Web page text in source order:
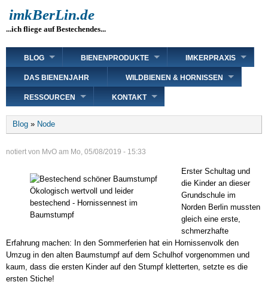
zum
Inhalt
imkBerLin.de
...ich fliege auf Bestechendes...
Main
navigation
BLOG BIENENPRODUKTE IMKERPRAXIS
DAS BIENENJAHR WILDBIENEN & HORNISSEN
RESSOURCEN KONTAKT
Breadcrumb
Blog Node
notiert von MvO am Mo, 05/08/2019 - 15:33
Ökologisch wertvoll und leider
bestechend - Hornissennest im
Baumstumpf
Erster Schultag und
die Kinder an dieser
Grundschule im
Norden Berlin mussten
gleich eine erste,
schmerzhafte
Erfahrung machen: In den Sommerferien hat ein Hornissenvolk den
Umzug in den alten Baumstumpf auf dem Schulhof vorgenommen und
kaum, dass die ersten Kinder auf den Stumpf kletterten, setzte es die
ersten Stiche!